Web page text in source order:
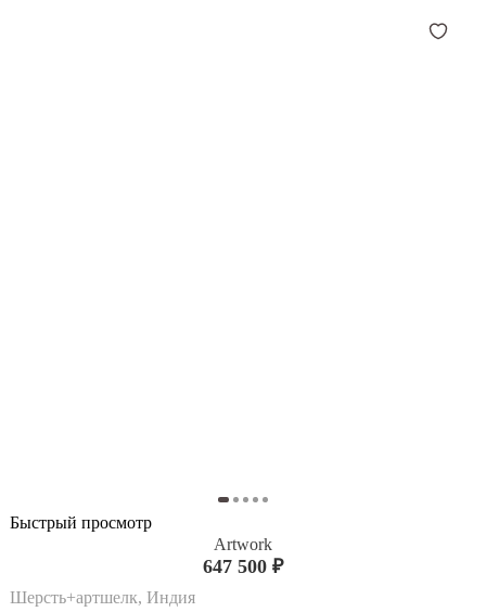
Быстрый просмотр
Artwork
647 500 ₽
Шерсть+артшелк, Индия